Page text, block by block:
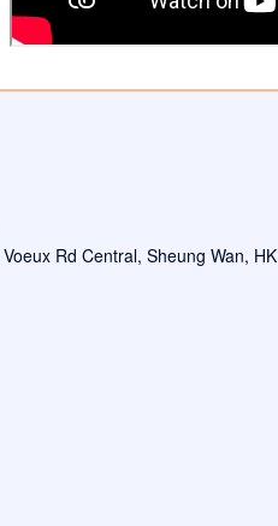
Rd Central, Sheung Wan, HK